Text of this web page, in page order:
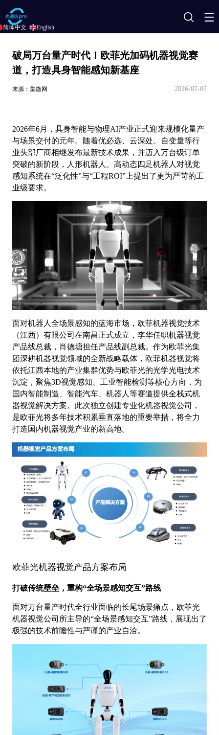
搜
破局万台量产时代！欧菲光加码机器视觉赛
道，打造具身智能感知新基座
来源：集微网 2026-07-07
2026年6月，具身智能与物理AI产业正式迎来规模化量产
与场景交付的元年。随着优必选、云深处、自变量等行
业头部厂商相继发布最新技术成果，并迈入万台级订单
突破的新阶段，人形机器人、高动态四足机器人对视觉
感知系统在“泛化性”与“工程ROI”上提出了更为严苛的工
业级要求。
面对机器人全场景感知的蓝海市场，欧菲机器视觉技术
（江西）有限公司在南昌正式成立，李华任职机器视觉
产品线总裁，肖德塘担任产品线副总裁。作为欧菲光集
团深耕机器视觉领域的全新战略载体，欧菲机器视觉将
依托江西本地的产业集群优势与欧菲光的光学光电技术
沉淀，聚焦3D视觉感知、工业智能检测等核心方向，为
国内智能制造、智能汽车、机器人等赛道提供全栈式机
器视觉解决方案。此次独立创建专业化机器视觉公司，
是欧菲光将多年技术积累垂直落地的重要举措，将全力
打造国内机器视觉产业的新高地。
欧菲光机器视觉产品方案布局
打破传统壁垒，重构“全场景感知交互”路线
面对万台量产时代全行业面临的长尾场景痛点，欧菲光
机器视觉公司所主导的“全场景感知交互”路线，展现出了
极强的技术前瞻性与严谨的产业自洽。
简体中文 English